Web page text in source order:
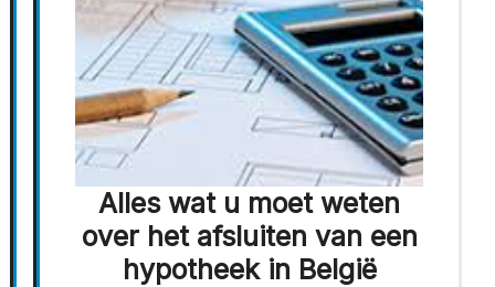
Alles wat u moet weten
over het afsluiten van een
hypotheek in België